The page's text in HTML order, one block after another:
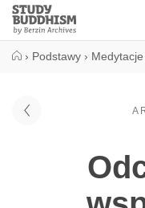
Close
Study
Buddhism
› Podstawy › Medytacje